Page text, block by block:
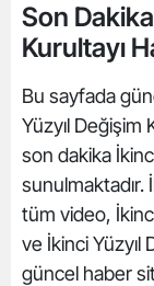
Son
Kurultayı
Bu sayfada
Yüzyıl Değişim
son dakika
sunulmaktadır.
tüm video,
ve İkinci Yüzyıl
güncel haber